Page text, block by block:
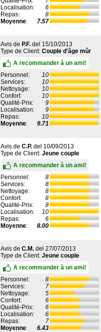
Localisation:
6
Repas:
8
Moyenne: 7.57
Avis de P.F. del 15/10/2013
Type de Client: Couple d'âge mûr
A recommander à un ami!
Personnel:
10
Services:
10
Nettoyage:
10
Confort:
10
Qualité-Prix:
9
Localisation:
9
Repas:
10
Moyenne: 9.71
Avis de C.P. del 10/09/2013
Type de Client: Jeune couple
A recommander à un ami!
Personnel:
8
Services:
8
Nettoyage:
8
Confort:
8
Qualité-Prix:
8
Localisation:
10
Repas:
6
Moyenne: 8.00
Avis de C.M. del 27/07/2013
Type de Client: Jeune couple
A recommander à un ami!
Personnel:
8
Services:
7
Nettoyage:
5
Confort:
6
Qualité-Prix:
6
Localisation:
6
Repas:
7
Moyenne: 6.43